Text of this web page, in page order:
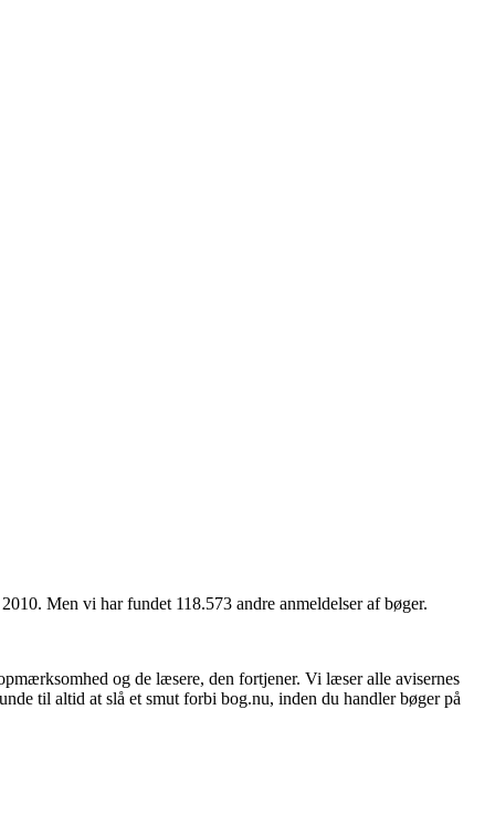
Men vi har fundet 118.573 andre anmeldelser af bøger.
og de læsere, den fortjener. Vi læser alle avisernes
til altid at slå et smut forbi bog.nu, inden du handler bøger på